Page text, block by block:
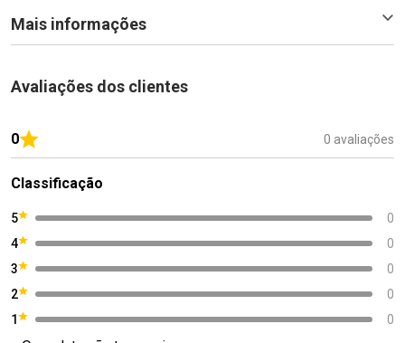
Mais informações
Avaliações dos clientes
0 0 avaliações
Classificação
5
0
4
0
3
0
2
0
1
0